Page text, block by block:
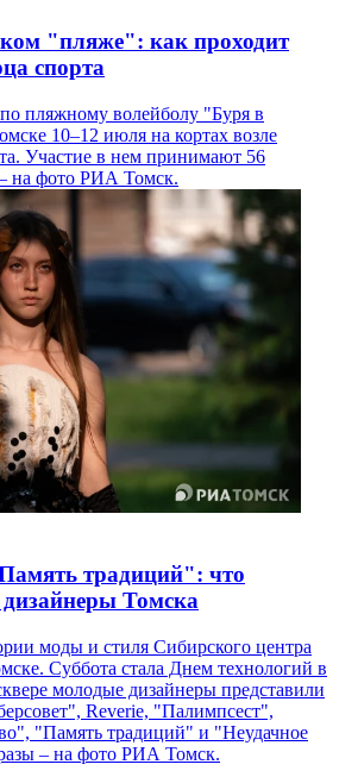
"пляже": как проходит
спорта
пляжному волейболу "Буря в
10–12 июля на кортах возле
Участие в нем принимают 56
на фото РИА Томск.
традиций": что
Томска
моды и стиля Сибирского центра
Суббота стала Днем технологий в
молодые дизайнеры представили
Reverie, "Палимпсест",
"Память традиций" и "Неудачное
– на фото РИА Томск.